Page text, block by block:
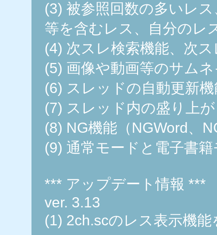
(3) 被参照回数の多いレ
等を含むレス、自分のレ
(4) 次スレ検索機能、次
(5) 画像や動画等のサム
(6) スレッドの自動更新
(7) スレッド内の盛り上
(8) NG機能（NGWord、
(9) 通常モードと電子書
*** アップデート情報 ***
ver. 3.13
(1) 2ch.scのレス表示機能